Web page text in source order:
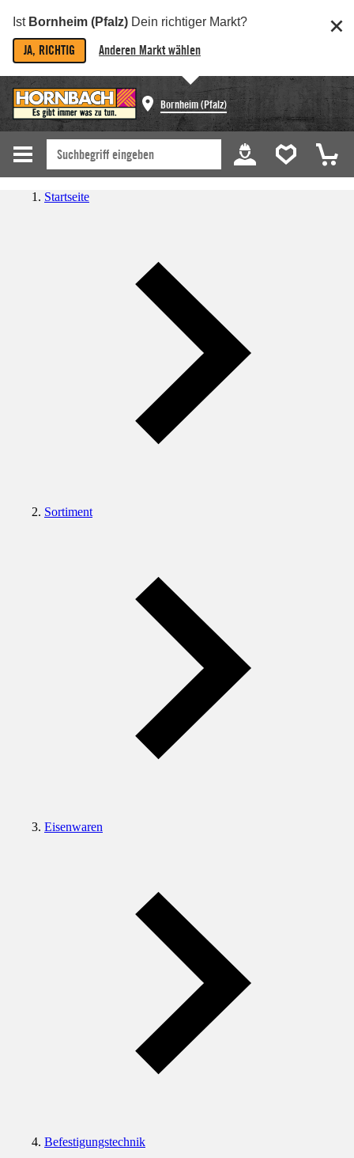
Ist Bornheim (Pfalz) Dein richtiger Markt?
JA, RICHTIG Anderen Markt wählen
Bornheim (Pfalz)
Startseite
Sortiment
Eisenwaren
Befestigungstechnik